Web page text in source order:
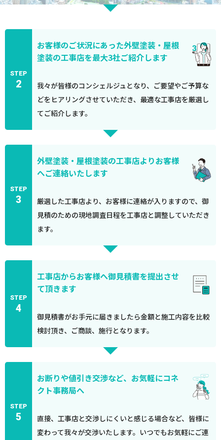
STEP
2
お客様のご状況にあった外壁塗装・屋根
塗装の工事店を最大3社ご紹介します
我々が皆様のコンシェルジュとなり、ご要望やご予算な
どをヒアリングさせていただき、最適な工事店を厳選し
てご紹介します。
STEP
3
外壁塗装・屋根塗装の工事店よりお客様
へご連絡いたします
厳選した工事店より、お客様に連絡が入りますので、御
見積のための現地調査日程を工事店と調整していただき
ます。
STEP
4
工事店からお客様へ御見積書を提出させ
て頂きます
御見積書がお手元に届きましたら金額と施工内容を比較
検討頂き、ご商談、施行となります。
STEP
5
お断りや値引き交渉など、お気軽にコネ
クト事務局へ
直接、工事店と交渉しにくいと感じる場合など、皆様に
変わって我々が交渉いたします。いつでもお気軽にご連